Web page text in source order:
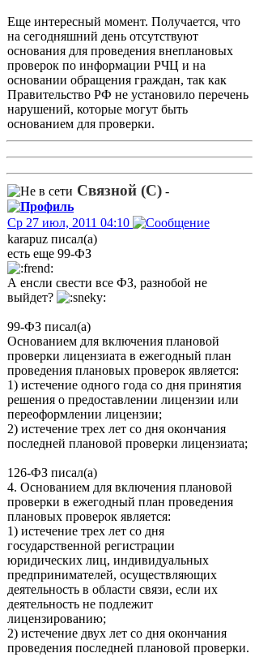
Еще интересный момент. Получается, что
на сегодняшний день отсутствуют
основания для проведения внеплановых
проверок по информации РЧЦ и на
основании обращения граждан, так как
Правительство РФ не установило перечень
нарушений, которые могут быть
основанием для проверки.
Связной (С) -
Ср 27 июл, 2011 04:10
karapuz писал(а)
есть еще 99-ФЗ
А енсли свести все ФЗ, разнобой не
выйдет?
99-ФЗ писал(а)
Основанием для включения плановой
проверки лицензиата в ежегодный план
проведения плановых проверок является:
1) истечение одного года со дня принятия
решения о предоставлении лицензии или
переоформлении лицензии;
2) истечение трех лет со дня окончания
последней плановой проверки лицензиата;
126-ФЗ писал(а)
4. Основанием для включения плановой
проверки в ежегодный план проведения
плановых проверок является:
1) истечение трех лет со дня
государственной регистрации
юридических лиц, индивидуальных
предпринимателей, осуществляющих
деятельность в области связи, если их
деятельность не подлежит
лицензированию;
2) истечение двух лет со дня окончания
проведения последней плановой проверки.